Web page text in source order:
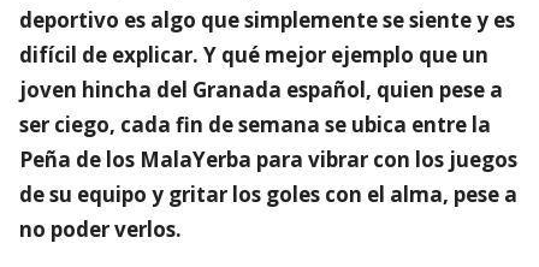
deportivo es algo que simplemente se siente y es
difícil de explicar. Y qué mejor ejemplo que un
joven hincha del Granada español, quien pese a
ser ciego, cada fin de semana se ubica entre la
Peña de los MalaYerba para vibrar con los juegos
de su equipo y gritar los goles con el alma, pese a
no poder verlos.